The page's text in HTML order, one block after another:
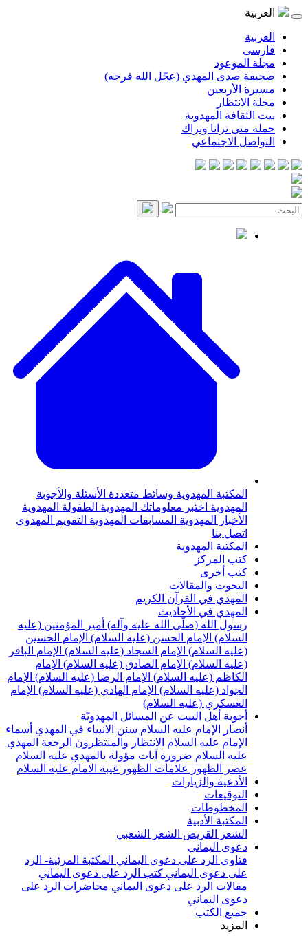
المهدي (عجّل الله فرجه)
المهدوية
ترانا ونراك
الاجتماعي
المهدويةوسائط متعددةالأسئلة والأجوبة
اختبر معلوماتك المهدويةالطفولة المهدوية
المهدويةالمسابقات المهدويةالتقويم المهدوي
المهدوية
والمقالات
في القرآن الكريم
في الأحاديث
الله (صلّى الله عليه وآله) أمير المؤمنين (عليه
الإمام الحسن (عليه السلام) الإمام الحسين
الإمام السجاد (عليه السلام) الإمام الباقر
الإمام الصادق (عليه السلام) الإمام
(عليه السلام) الإمام الرضا (عليه السلام) الإمام
(عليه السلام) الإمام الهادي (عليه السلام) الإمام
(عليه السلام)
أهل البيت عن المسائل المهدويّة
الإمام عليه السلامسنن الانبياء في المهديأسماء
عليه السلامالانتظار والمنتظرونالرجعةالمهدي
السلام ضرورة آيات مؤولة بالمهدي عليه السلام
علامات الظهورغيبة الامام عليه السلام
والزيارات
الأدبية
الشعر الشعبي
اليماني
الرد على دعوى اليماني المكتبة المرئية- الرد
دعوى اليماني كتب الرد على دعوى اليماني
الرد على دعوى اليماني محاضرات الرد على